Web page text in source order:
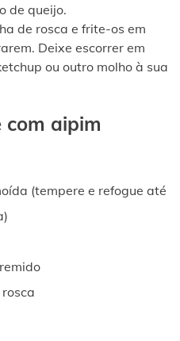
de queijo.
de rosca e frite-os em
Deixe escorrer em
ou outro molho à sua
com aipim
(tempere e refogue até